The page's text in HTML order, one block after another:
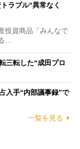
ラブル“異常なく
投資商品「みんなで
…
三転した“成田プロ
入手“内部議事録”で
一覧を見る